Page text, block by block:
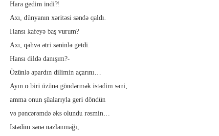
Hara gedim indi?!
Axı, dünyanın xəritəsi səndə qaldı.
Hansı kafeyə baş vurum?
Axı, qəhvə ətri səninlə getdi.
Hansı dildə danışım?-
Özünlə apardın dilimin açarını…
Ayın o biri üzünə göndərmək istədim səni,
amma onun şüalarıyla geri döndün
və pəncərəmdə əks olundu rəsmin…
Istədim sənə nazlanmağı,